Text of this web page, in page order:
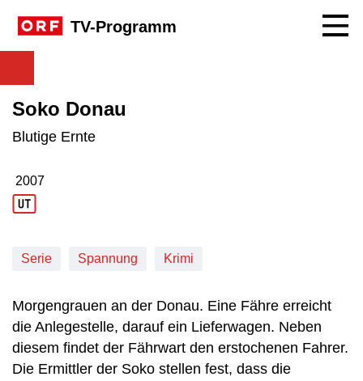
TV-Programm
Soko Donau
Blutige Ernte
Produktionsjahr: 2007
2007
Serie Spannung Krimi
Morgengrauen an der Donau. Eine Fähre erreicht
die Anlegestelle, darauf ein Lieferwagen. Neben
diesem findet der Fährwart den erstochenen Fahrer.
Die Ermittler der Soko stellen fest, dass die